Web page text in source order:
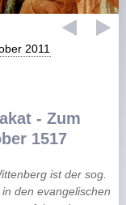
2011
- Zum
1517
ist der sog.
den evangelischen